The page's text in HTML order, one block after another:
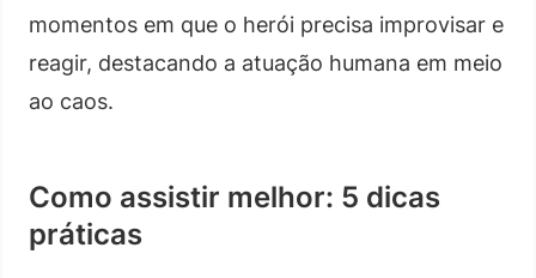
momentos em que o herói precisa improvisar e
reagir, destacando a atuação humana em meio
ao caos.
Como assistir melhor: 5 dicas
práticas